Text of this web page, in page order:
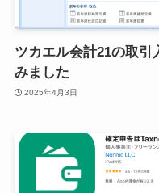
ツカエル会計21の取引
みました
2025年4月3日